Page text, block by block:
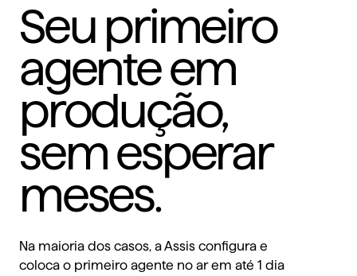
Seu primeiro
agente em
produção,
sem esperar
meses.
Na maioria dos casos, a Assis configura e
coloca o primeiro agente no ar em até 1 dia